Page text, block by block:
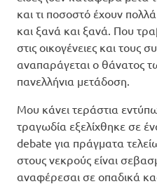
και τι ποσοστό έχουν
και ξανά και ξανά. Που
στις οικογένειες και τους
αναπαράγεται ο θάνατος
πανελλήνια μετάδοση.
Μου κάνει τεράστια
τραγωδία εξελίχθηκε σε
debate για πράγματα
στους νεκρούς είναι
αναφέρεσαι σε οπαδικά